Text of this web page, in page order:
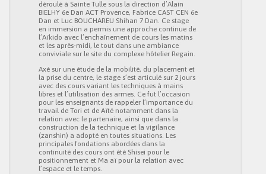
déroulé à Sainte Tulle sous la direction d’Alain
BIELHY 6e Dan ACT Provence, Fabrice CAST CEN 6e
Dan et Luc BOUCHAREU Shihan 7 Dan. Ce stage
en immersion a permis une approche continue de
l’Aïkido avec l’enchaînement de cours les matins
et les après-midi, le tout dans une ambiance
conviviale sur le site du complexe hôtelier Regain.
Axé sur une étude de la mobilité, du placement et
la prise du centre, le stage s’est articulé sur 2 jours
avec des cours variant les techniques à mains
libres et l’utilisation des armes. Ce fut l’occasion
pour les enseignants de rappeler l’importance du
travail de Tori et de Aïté notamment dans la
relation avec le partenaire, ainsi que dans la
construction de la technique et la vigilance
(zanshin) a adopté en toutes situations. Les
principales fondations abordées dans la
continuité des cours ont été Shisei pour le
positionnement et Ma aï pour la relation avec
l’espace et le temps.